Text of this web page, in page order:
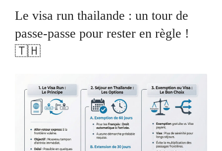
Le visa run thailande : un tour de
passe-passe pour rester en règle !
🇹🇭